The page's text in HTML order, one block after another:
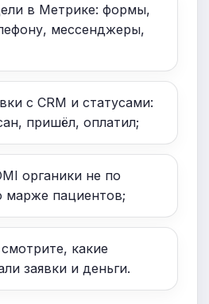
в Метрике: формы,
мессенджеры,
с CRM и статусами:
пришёл, оплатил;
органики не по
марже пациентов;
какие
заявки и деньги.